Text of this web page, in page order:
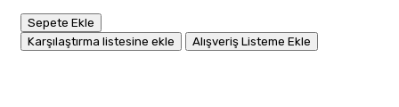
Sepete Ekle
Karşılaştırma listesine ekle
Alışveriş Listeme Ekle